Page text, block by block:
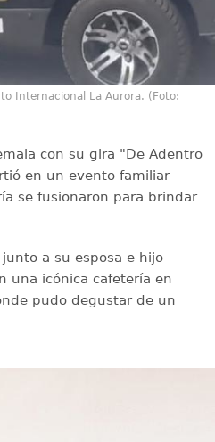
Internacional La Aurora. (Foto:
con su gira "De Adentro
en un evento familiar
se fusionaron para brindar
a su esposa e hijo
una icónica cafetería en
pudo degustar de un